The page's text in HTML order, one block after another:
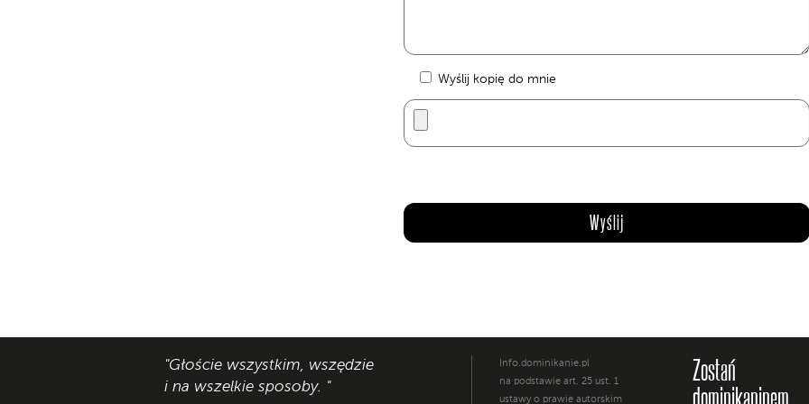
Wyślij kopię do mnie
"Głoście wszystkim, wszędzie
i na wszelkie sposoby. "
Info.dominikanie.pl
na podstawie art. 25 ust. 1
ustawy o prawie autorskim
Zostań
dominikaninem